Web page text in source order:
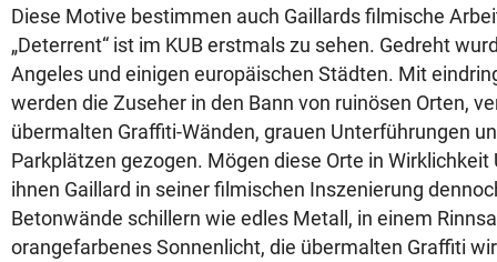
Diese Motive bestimmen auch Gaillards filmische
„Deterrent“ ist im KUB erstmals zu sehen. Gedreht
Angeles und einigen europäischen Städten. Mit
werden die Zuseher in den Bann von ruinösen Orten,
übermalten Graffiti-Wänden, grauen Unterführungen
Parkplätzen gezogen. Mögen diese Orte in
ihnen Gaillard in seiner filmischen Inszenierung
Betonwände schillern wie edles Metall, in einem
orangefarbenes Sonnenlicht, die übermalten Graffiti